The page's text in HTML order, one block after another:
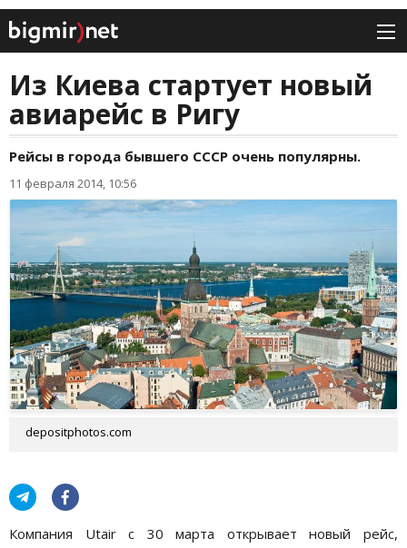
Из Киева стартует новый
авиарейс в Ригу
Рейсы в города бывшего СССР очень популярны.
11 февраля 2014, 10:56
depositphotos.com
Компания Utair с 30 марта открывает новый рейс,